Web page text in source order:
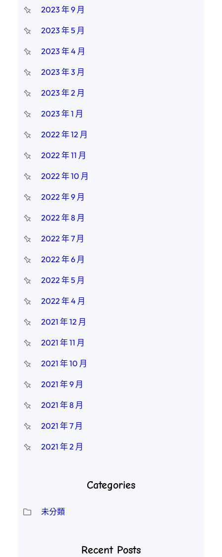
2023 年 9 月
2023 年 5 月
2023 年 4 月
2023 年 3 月
2023 年 2 月
2023 年 1 月
2022 年 12 月
2022 年 11 月
2022 年 10 月
2022 年 9 月
2022 年 8 月
2022 年 7 月
2022 年 6 月
2022 年 5 月
2022 年 4 月
2021 年 12 月
2021 年 11 月
2021 年 10 月
2021 年 9 月
2021 年 8 月
2021 年 7 月
2021 年 2 月
Categories
未分類
Recent Posts